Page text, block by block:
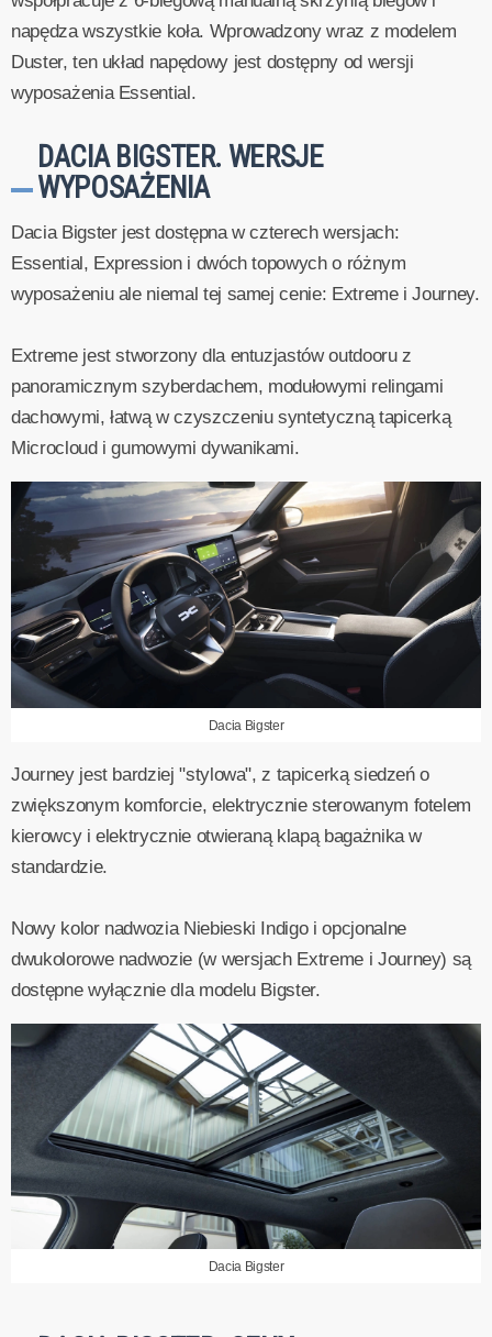
napędza wszystkie koła. Wprowadzony wraz z modelem
Duster, ten układ napędowy jest dostępny od wersji
wyposażenia Essential.
DACIA BIGSTER. WERSJE
WYPOSAŻENIA
Dacia Bigster jest dostępna w czterech wersjach:
Essential, Expression i dwóch topowych o różnym
wyposażeniu ale niemal tej samej cenie: Extreme i Journey.
Extreme jest stworzony dla entuzjastów outdooru z
panoramicznym szyberdachem, modułowymi relingami
dachowymi, łatwą w czyszczeniu syntetyczną tapicerką
Microcloud i gumowymi dywanikami.
Dacia Bigster
Journey jest bardziej "stylowa", z tapicerką siedzeń o
zwiększonym komforcie, elektrycznie sterowanym fotelem
kierowcy i elektrycznie otwieraną klapą bagażnika w
standardzie.
Nowy kolor nadwozia Niebieski Indigo i opcjonalne
dwukolorowe nadwozie (w wersjach Extreme i Journey) są
dostępne wyłącznie dla modelu Bigster.
Dacia Bigster